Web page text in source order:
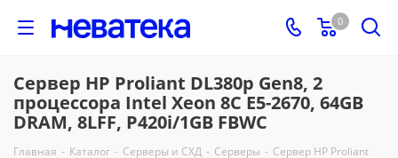
0
Сервер HP Proliant DL380p Gen8, 2
процессора Intel Xeon 8C E5-2670, 64GB
DRAM, 8LFF, P420i/1GB FBWC
Главная - Каталог - Серверы и СХД - Серверы - Сервер HP Proliant